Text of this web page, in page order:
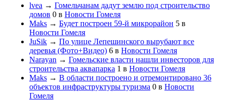
lvea → Гомельчанам дадут землю под строительство
домов 0 в Новости Гомеля
Maks → Будет построен 59-й микрорайон 5 в
Новости Гомеля
JuSik → По улице Лепешинского вырубают все
деревья (Фото+Видео) 6 в Новости Гомеля
Narayan → Гомельские власти нашли инвесторов для
строительства аквапарка 1 в Новости Гомеля
Maks → В области построено и отремонтировано 36
объектов инфраструктуры туризма 0 в Новости
Гомеля